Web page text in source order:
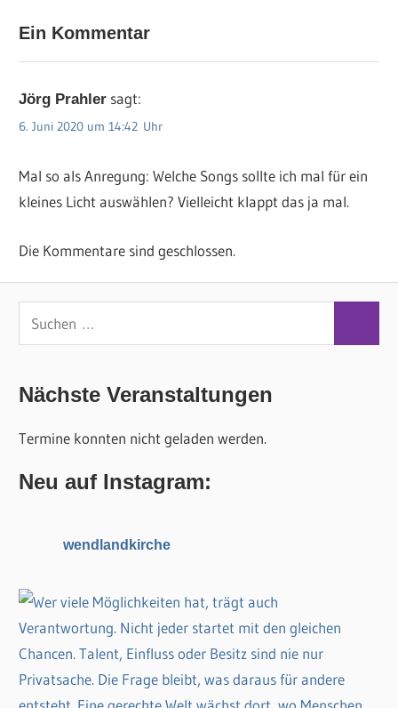
Ein Kommentar
Jörg Prahler sagt:
6. Juni 2020 um 14:42 Uhr
Mal so als Anregung: Welche Songs sollte ich mal für ein
kleines Licht auswählen? Vielleicht klappt das ja mal.
Die Kommentare sind geschlossen.
u
h
n
a
Nächste Veranstaltungen
Termine konnten nicht geladen werden.
Neu auf Instagram:
wendlandkirche